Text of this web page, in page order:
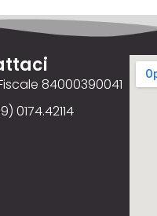
84000390041
0174.42114